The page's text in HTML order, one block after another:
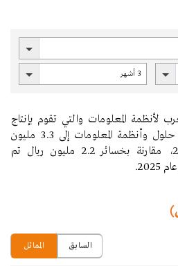
لأنظمة المعلومات والتي تقوم بإنتاج
وأنظمة المعلومات إلى 3.3 مليون
2.2 مليون ريال تم
المماثل السابق